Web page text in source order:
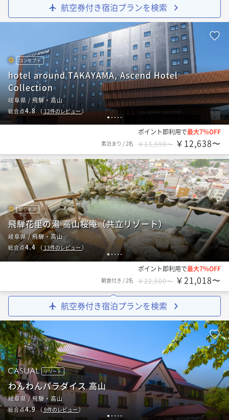
航空券付き宿泊プランを検索
1 2 3 4 5
コンセプト
hotel around TAKAYAMA, Ascend Hotel
Collection
岐阜県 / 飛騨・高山
総合点4.8 （12件のレビュー）
ポイント即利用で最大7％OFF
素泊まり /2名 ￥13,590〜 ￥12,638〜
1 2 3 45
ビジネス
飛騨花里の湯 高山桜庵（共立リゾート）
岐阜県 / 飛騨・高山
総合点4.4 （ 13件のレビュー ）
ポイント即利用で最大7％OFF
朝食付き /2名 ￥22,600〜 ￥21,018〜
航空券付き宿泊プランを検索
1 23 4 5
リゾート
わんわんパラダイス 高山
岐阜県 / 飛騨・高山
総合点4.9（9件のレビュー）